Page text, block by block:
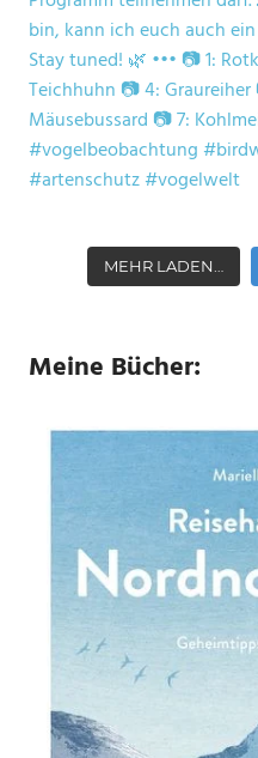
MEHR LADEN…
Meine Bücher: